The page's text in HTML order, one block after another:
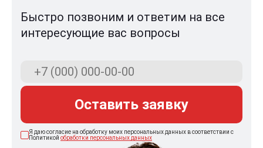
Быстро позвоним и ответим на все
интересующие вас вопросы
Оставить заявку
Я даю согласие на обработку моих персональных данных в соответствии с
Политикой обработки персональных данных